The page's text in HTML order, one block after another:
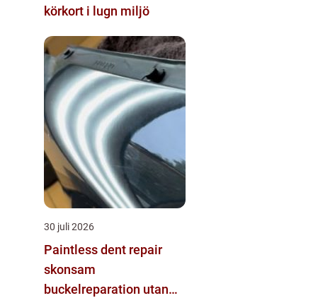
körkort i lugn miljö
30 juli 2026
Paintless dent repair
skonsam
buckelreparation utan